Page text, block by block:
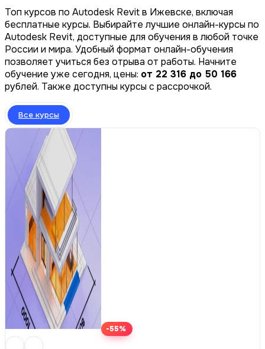
Топ курсов по Autodesk Revit в Ижевске, включая
бесплатные курсы. Выбирайте лучшие онлайн-курсы по
Autodesk Revit, доступные для обучения в любой точке
России и мира. Удобный формат онлайн-обучения
позволяет учиться без отрыва от работы. Начните
обучение уже сегодня, цены: от 22 316 до 50 166
рублей. Также доступны курсы с рассрочкой.
Все курсы
-55%